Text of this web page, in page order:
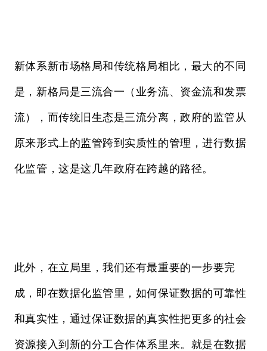
新体系新市场格局和传统格局相比，最大的不同
是，新格局是三流合一（业务流、资金流和发票
流），而传统旧生态是三流分离，政府的监管从
原来形式上的监管跨到实质性的管理，进行数据
化监管，这是这几年政府在跨越的路径。
此外，在立局里，我们还有最重要的一步要完
成，即在数据化监管里，如何保证数据的可靠性
和真实性，通过保证数据的真实性把更多的社会
资源接入到新的分工合作体系里来。就是在数据